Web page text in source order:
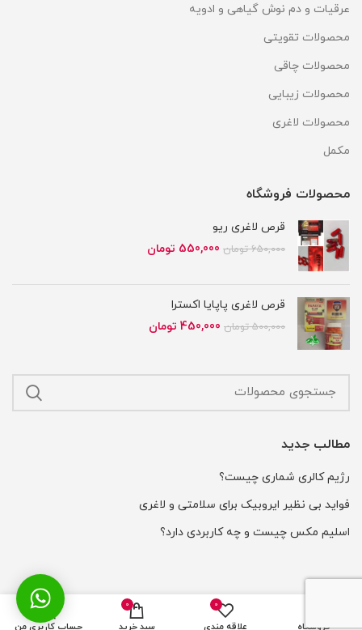
عرقیات و دم نوش گیاهی و ادویه
محصولات تقویتی
محصولات چاقی
محصولات زیبایی
محصولات لاغری
مکمل
محصولات فروشگاه
قرص لاغری ریو
650,000 تومان قیمت
550,000 تومان
قرص لاغری پاپایا اکسترا
500,000 تومان قیمت
بود.
450,000 تومان
است.
مطالب جدید
رژیم کالری شماری چیست؟
فواید بی نظیر ایروبیک برای سلامتی و لاغری
اسلیم مکس چیست و چه کاربردی دارد؟
تمام حقوق این وب سایت برای سلامت طب محفوظ است.فروشگاه
0
علاقه مندی
0
سبد خرید حساب کاربری من